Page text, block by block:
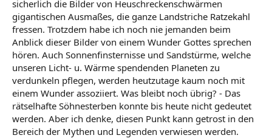
sicherlich die Bilder von Heuschreckenschwärmen
gigantischen Ausmaßes, die ganze Landstriche Ratzekahl
fressen. Trotzdem habe ich noch nie jemanden beim
Anblick dieser Bilder von einem Wunder Gottes sprechen
hören. Auch Sonnenfinsternisse und Sandstürme, welche
unseren Licht- u. Wärme spendenden Planeten zu
verdunkeln pflegen, werden heutzutage kaum noch mit
einem Wunder assoziiert. Was bleibt noch übrig? - Das
rätselhafte Söhnesterben konnte bis heute nicht gedeutet
werden. Aber ich denke, diesen Punkt kann getrost in den
Bereich der Mythen und Legenden verwiesen werden.